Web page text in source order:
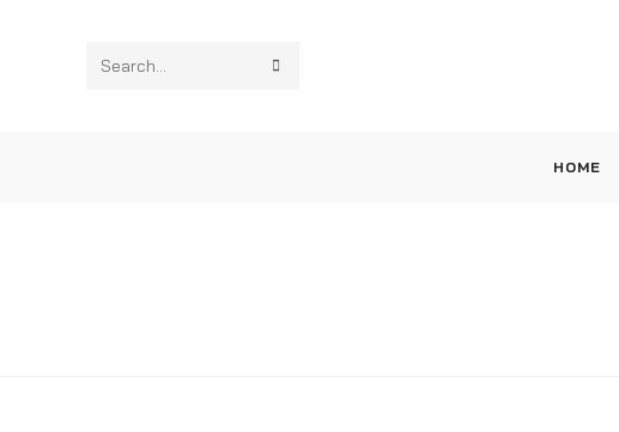
Search
HOME